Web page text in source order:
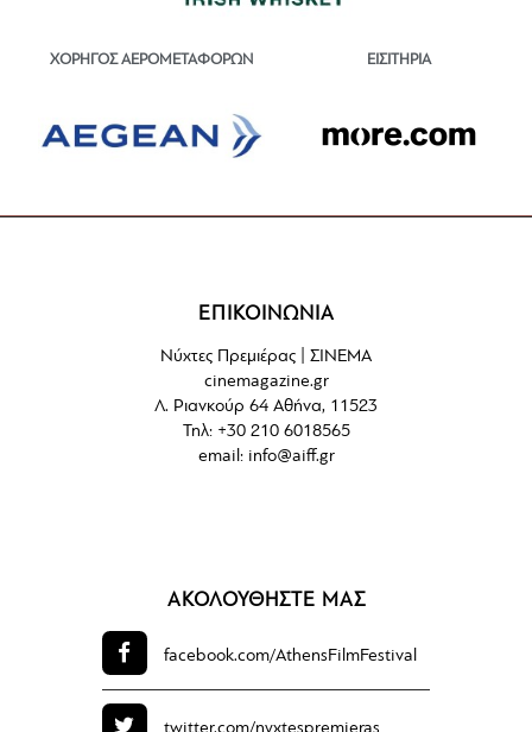
ΧΟΡΗΓΟΣ ΑΕΡΟΜΕΤΑΦΟΡΩΝ ΕΙΣΙΤΗΡΙΑ
ΕΠΙΚΟΙΝΩΝΙΑ
Νύχτες Πρεμιέρας | ΣΙΝΕΜΑ
cinemagazine.gr
Λ. Ριανκούρ 64 Αθήνα, 11523
Τηλ: +30 210 6018565
email: info@aiff.gr
ΑΚΟΛΟΥΘΗΣΤΕ ΜΑΣ
facebook.com/AthensFilmFestival